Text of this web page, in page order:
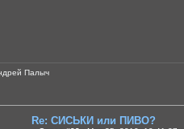
Палыч
Re: СИСЬКИ или ПИВО?